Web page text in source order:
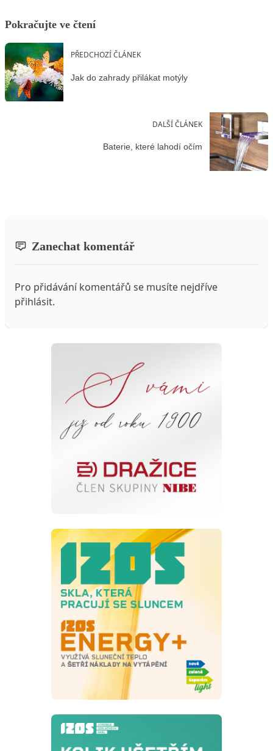
Pokračujte ve čtení
PŘEDCHOZÍ ČLÁNEK
Jak do zahrady přilákat motýly
DALŠÍ ČLÁNEK
Baterie, které lahodí očím
Zanechat komentář
Pro přidávání komentářů se musíte nejdříve
přihlásit.